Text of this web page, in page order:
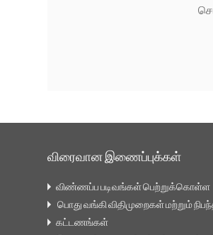
விரைவான இணைப்புக்கள்
விண்ணப்ப படிவங்கள் பெற்றுக்கொள்ள
பொது வங்கி விதிமுறைகள் மற்றும்
கட்டணங்கள்